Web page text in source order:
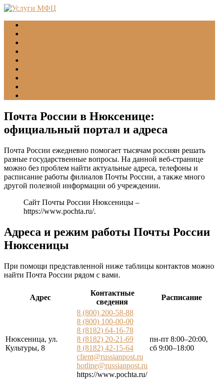
Почта России в Нюксенице:
официальный портал и адреса
Почта России ежедневно помогает тысячам россиян решать
разные государственные вопросы. На данной веб-странице
можно без проблем найти актуальные адреса, телефоны и
расписание работы филиалов Почты России, а также много
другой полезной информации об учреждении.
Сайт Почты России Нюксеницы –
https://www.pochta.ru/.
Адреса и режим работы Почты России
Нюксеницы
При помощи представленной ниже таблицы контактов можно
найти Почта России рядом с вами.
Адрес
Контактные
сведения
Расписание
Нюксеница, ул.
Культуры, 8
8 (800) 200-58-88
8 (800) 100-00-00
8 (8182) 64-16-78
8 (8182) 20-21-69
8 (8182) 42-15-64
client@russianpost.ru
hotline@russianpost.ru
https://www.pochta.ru/
пн-пт 8:00–20:00,
сб 9:00–18:00